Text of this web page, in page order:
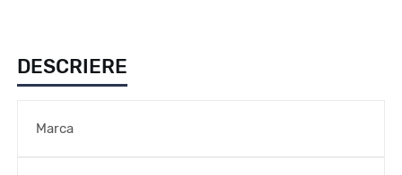
DESCRIERE
Marca